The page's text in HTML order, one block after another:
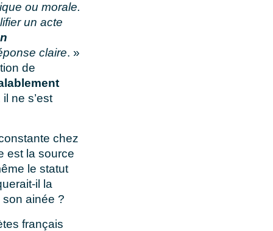
ou morale.
un acte
claire. »
de
ne s’est
chez
est la source
le statut
il la
son ainée ?
français